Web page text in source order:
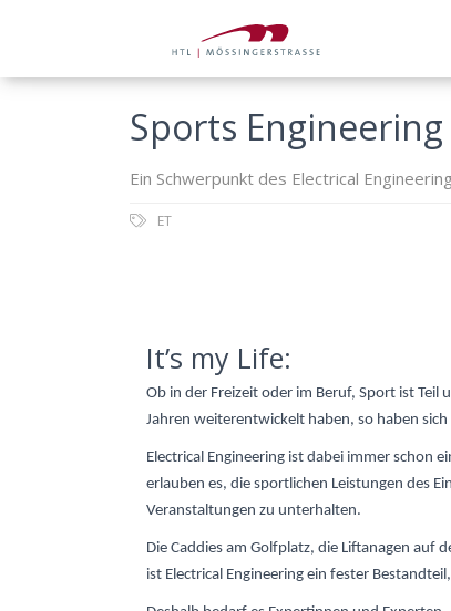
Sports Engineering
Ein Schwerpunkt des Electrical
ET
It’s my Life:
Ob in der Freizeit oder im Beruf, Sport ist Teil
Jahren weiterentwickelt haben, so haben
Electrical Engineering ist dabei immer schon
erlauben es, die sportlichen Leistungen des
Veranstaltungen zu unterhalten.
Die Caddies am Golfplatz, die Liftanagen
ist Electrical Engineering ein fester